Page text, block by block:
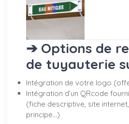
➔ Options de
de tuyauterie
Intégration de votre logo
Intégration d’un QRcode
(fiche descriptive, site
principe…)